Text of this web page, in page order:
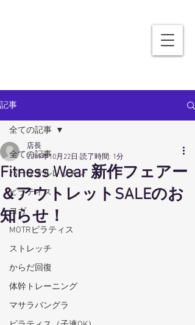
記事
全ての記事
パーソナルレッスン
ピラティス
ヨガ
MOTRピラティス
ストレッチ
からだ回復
体幹トレーニング
マサラバングラ
全ての記事
Fitness Wear 新作フェアー
＆アウトレットSALEのお
知らせ！
店長
2019年10月22日 読了時間: 1分